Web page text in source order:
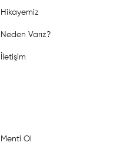
Hikayemiz
Neden Varız?
İletişim
Menti Ol